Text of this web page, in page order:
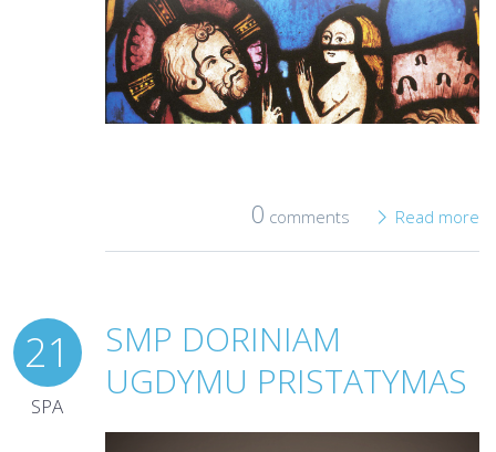
0 comments Read more
21
SPA
SMP DORINIAM
UGDYMU PRISTATYMAS